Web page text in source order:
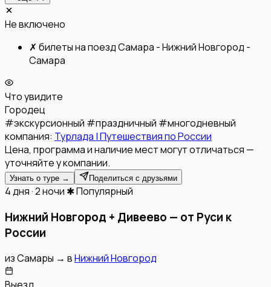
Не включено
✗ билеты на поезд Самара - Нижний Новгород -
Самара
Что увидите
Городец
#экскурсионный #праздничный #многодневный
компания: Турлада | Путешествия по России
Цена, программа и наличие мест могут отличаться —
уточняйте у компании.
Узнать о туре → Поделиться с друзьями
4 дня · 2 ночи ✱ Популярный
Нижний Новгород + Дивеево — от Руси к
России
изСамары → вНижний Новгород